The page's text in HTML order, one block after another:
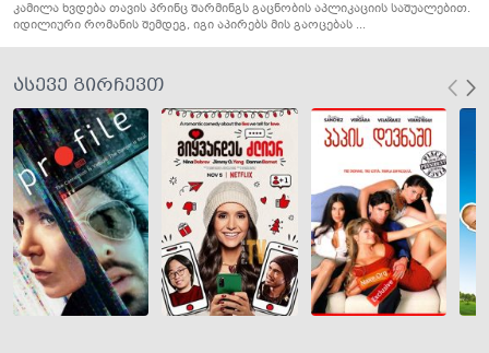
კამილა ხვდება თავის პრინც შარმინგს გაცნობის აპლიკაციის საშუალებით.
იდილიური რომანის შემდეგ, იგი აპირებს მის გაოცებას ...
ასევე გირჩევთ